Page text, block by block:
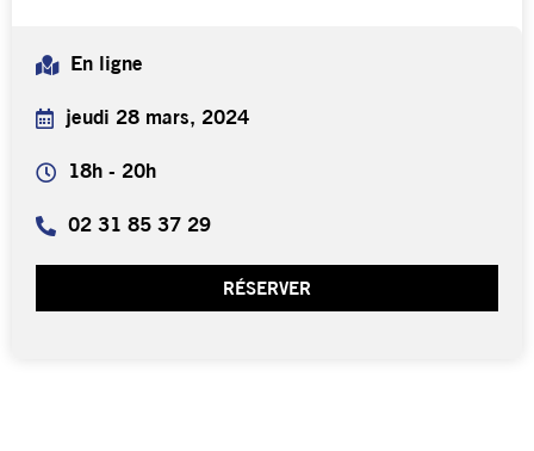
En ligne
jeudi 28 mars, 2024
18h - 20h
02 31 85 37 29
RÉSERVER